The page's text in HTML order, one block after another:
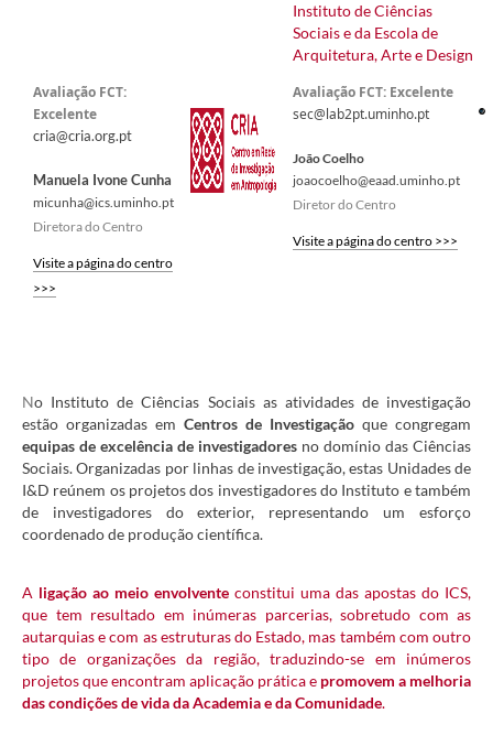
Instituto de Ciências
Sociais e da Escola de
Arquitetura, Arte e Design
Avaliação FCT:
Excelente
cria@cria.org.pt
Manuela Ivone Cunha
micunha@ics.uminho.pt
​Diretora do Centro​
Visite a página do centro
>>>​
​Avaliação FCT: Excelente
sec@lab2pt.uminho.pt
João Coelho
joaocoelho@eaad.uminho.pt
Diretor do Centro​
Visite a página do centro​ >>>​​
​No Instituto de Ciências Sociais as atividades de ​​​investigação
estão organizadas em Centros de Investigação que congregam
equipas de e​xcelência de investigadores no domínio das Ciências
Sociais. Organizadas p​or linhas de investigação, estas Unidades de
I&D reúnem os projetos dos investigadores do Instituto e também
de investigadores do exterior, representando um esforço
coordenado de produção científica.
A ligação ao meio envolvente constitui uma das apostas do ICS,
que tem resultado em inúmeras parcerias, sobretudo com as
autarquias e com as estruturas do Estado, mas também com outro
tipo de organizações da região, traduzindo-se em inúmeros
projetos que encontram aplicação prática e promovem a melhoria
das condições de vida da Academia e da Comunidade.